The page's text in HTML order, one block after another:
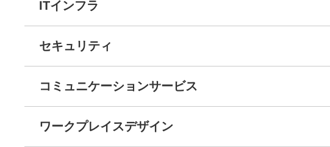
ITインフラ
セキュリティ
コミュニケーションサービス
ワークプレイスデザイン